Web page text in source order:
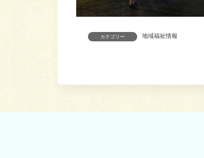
カテゴリー 地域福祉情報